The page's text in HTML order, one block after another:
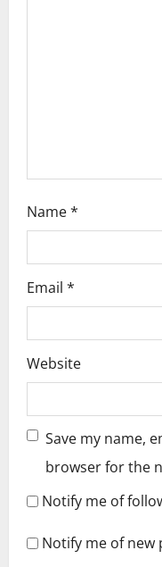
Name*
Email *
Website
Save my name,
browser for the
Notify me of
Notify me of new